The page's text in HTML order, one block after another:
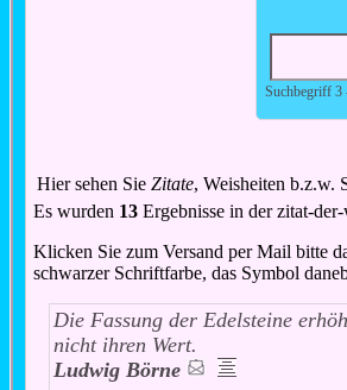
Suchbegriff 3
Hier sehen SieZitate, Weisheiten b.z.w.
Es wurden 13 Ergebnisse in der zitat-
Klicken Sie zum Versand per Mail bitte
schwarzer Schriftfarbe, das Symbol
Die Fassung der Edelsteine
nicht ihren Wert.
Ludwig Börne